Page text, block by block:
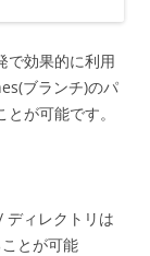
で効果的に利用
ブランチ)のパ
が可能です。
ィレクトリは
とが可能